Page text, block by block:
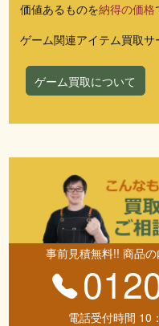
価値あるものを納得の価格
ゲーム関連アイテム買取サ
ゲーム買取について
事前見積無料!! 商品
電話受付時間 10